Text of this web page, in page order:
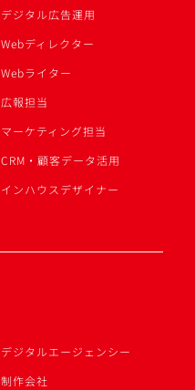
デジタル広告運用
Webディレクター
Webライター
広報担当
マーケティング担当
CRM・顧客データ活用
インハウスデザイナー
デジタルエージェンシー
制作会社